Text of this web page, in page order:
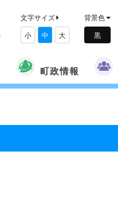
文字サイズ
小 中 大
背景色
町政情報